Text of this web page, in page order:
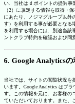
い、当社は d ポイントの提供事
（2）に規定する情報を取得・
にあたり、ノジマグループ以外
す）を利用する事が必要となる
を利用する場合には、別途当該
ントクラブ特約を確認および同
6. Google Analytics
当社では、サイトの閲覧状況を
います。Google Analytics はブ
す。この情報を元に、お客様の
ていただいております。また、